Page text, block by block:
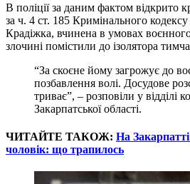
В поліції за даним фактом відкрито
за ч. 4 ст. 185 Кримінального
Крадіжка, вчинена в умовах
злочині помістили до ізолятора
“За скоєне йому загрожує до
позбавлення волі. Досудове
триває”, – розповіли у відділі
Закарпатської області.
ЧИТАЙТЕ ТАКОЖ: На
чоловік: що трапилось